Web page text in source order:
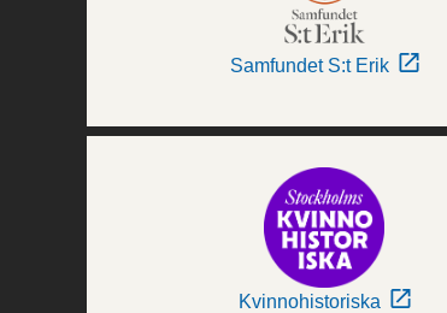
Samfundet S:t Erik
Kvinnohistoriska